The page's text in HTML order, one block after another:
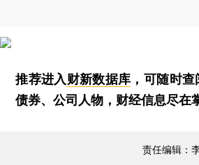
推荐进入财新数据库 ，可随时
债券、公司人物，财经信息尽在
责任编辑：